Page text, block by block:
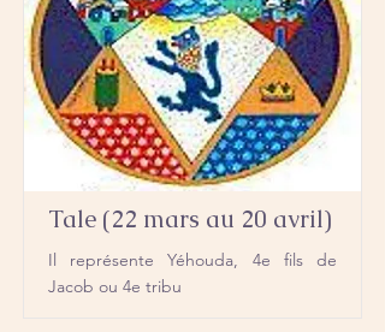
Tale (22 mars au 20 avril)
Il représente Yéhouda, 4e fils de
Jacob ou 4e tribu